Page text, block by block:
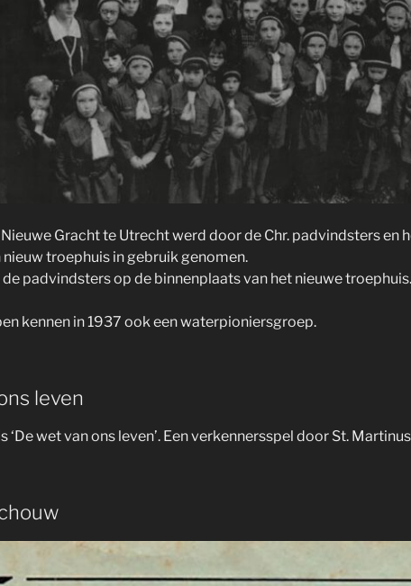
Gracht te Utrecht werd door de Chr. padvindsters en
troephuis in gebruik genomen.
padvindsters op de binnenplaats van het nieuwe troephuis.
kennen in 1937 ook een waterpioniersgroep.
leven
‘De wet van ons leven’. Een verkennersspel door St.